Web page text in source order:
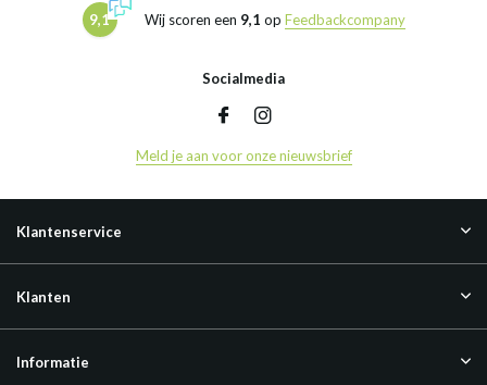
9,1 Wij scoren een 9,1 op Feedbackcompany
Socialmedia
Meld je aan voor onze nieuwsbrief
Klantenservice
Klanten
Informatie